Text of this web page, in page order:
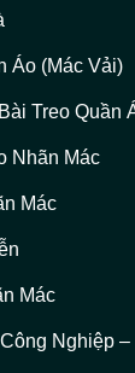
Áo (Mác Vải)
Treo Quần
Nhãn Mác
Mác
Mác
Nghiệp